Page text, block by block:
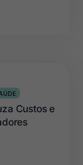
Custos e